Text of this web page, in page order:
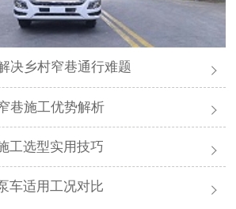
决乡村窄巷通行难题
巷施工优势解析
工选型实用技巧
车适用工况对比